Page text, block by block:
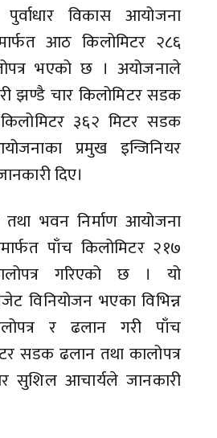
विकास आयोजना
आठ किलोमिटर २८६
भएको छ । अयोजनाले
झण्डै चार किलोमिटर सडक
३६२ मिटर सडक
प्रमुख इन्जिनियर
दिए।
भवन निर्माण आयोजना
पाँच किलोमिटर २१७
गरिएको छ । यो
विनियोजन भएका विभिन्न
र ढलान गरी पाँच
सडक ढलान तथा कालोपत्र
सुशिल आचार्यले जानकारी